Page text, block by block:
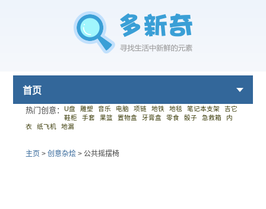
首页
热门创意： U盘 雕塑 音乐 电脑 项链 地铁 地毯 笔记本支架
吉它
鞋柜
手套 果篮 置物盒 牙膏盒 零食 骰子 急救箱
内
衣
纸飞机 地漏
主页 > 创意杂烩> 公共摇摆椅